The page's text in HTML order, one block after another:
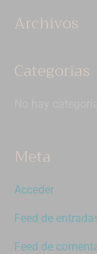
Archivos
Categorías
Meta
Acceder
Feed de
Feed de